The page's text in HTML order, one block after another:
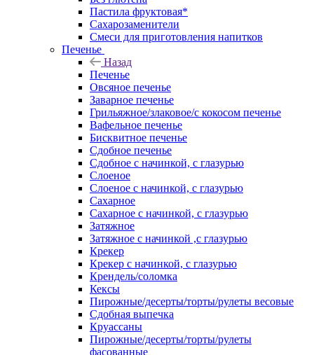
Пастила фруктовая*
Сахарозаменители
Смеси для приготовления напитков
Печенье
Назад
Печенье
Овсяное печенье
Заварное печенье
Грильяжное/злаковое/с кокосом печенье
Вафельное печенье
Бисквитное печенье
Сдобное печенье
Сдобное с начинкой, с глазурью
Слоеное
Слоеное с начинкой, с глазурью
Сахарное
Сахарное с начинкой, с глазурью
Затяжное
Затяжное с начинкой ,с глазурью
Крекер
Крекер с начинкой, с глазурью
Крендель/соломка
Кексы
Пирожные/десерты/торты/рулеты весовые
Сдобная выпечка
Круассаны
Пирожные/десерты/торты/рулеты
фасованные